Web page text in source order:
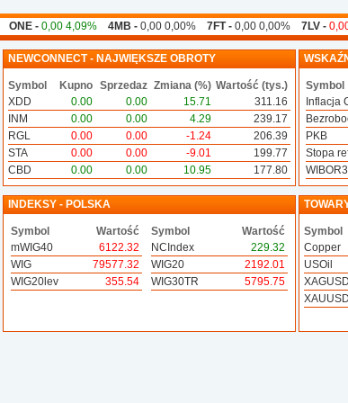
- 0,00 4,09%4MB - 0,00 0,00%7FT -0,00 0,00%7LV -0,00 -
NEWCONNECT - NAJWIĘKSZE OBROTY
Symbol Kupno Sprzedaz Zmiana (%) Wartość (tys.)
XDD
0.00 0.00 15.71
311.16
INM
0.00 0.00 4.29
239.17
RGL
0.00 0.00 -1.24
206.39
STA
0.00 0.00 -9.01
199.77
CBD
0.00 0.00 10.95 177.80
Symbol
Inflacja
PKB
Stopa
INDEKSY - POLSKA
Symbol
Wartość
mWIG40
6122.32
WIG
79577.32
WIG20lev
355.54
Symbol
Wartość
NCIndex
229.32
WIG20
2192.01
WIG30TR
5795.75
Symbol
Copper
USOil
XAGUSD
XAUUSD